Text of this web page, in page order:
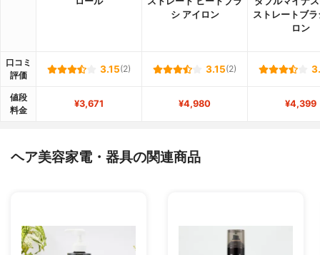
シ アイロン
ストレートブラ
ロン
口コミ
評価
3.15(2) 3.15(2)
値段
料金
¥3,671 ¥4,980 ¥4,399
ヘア美容家電・器具の関連商品